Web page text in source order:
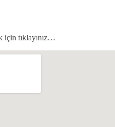
için tıklayınız…